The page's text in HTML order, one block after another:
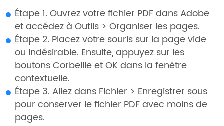
Étape 1. Ouvrez votre fichier PDF dans Adobe
et accédez à Outils > Organiser les pages.
Étape 2. Placez votre souris sur la page vide
ou indésirable. Ensuite, appuyez sur les
boutons Corbeille et OK dans la fenêtre
contextuelle.
Étape 3. Allez dans Fichier > Enregistrer sous
pour conserver le fichier PDF avec moins de
pages.